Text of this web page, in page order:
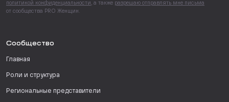
политикой конфиденциальности , а также разрешаю отправлять мне письма
от сообщества PRO Женщин.
Сообщество
Главная
Роли и структура
Региональные представители